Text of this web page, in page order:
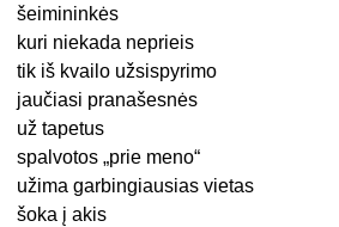
šeimininkės
kuri niekada neprieis
tik iš kvailo užsispyrimo
jaučiasi pranašesnės
už tapetus
spalvotos „prie meno“
užima garbingiausias vietas
šoka į akis